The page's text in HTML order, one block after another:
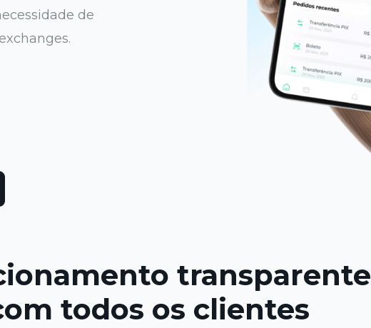
de
transparente
todos os clientes